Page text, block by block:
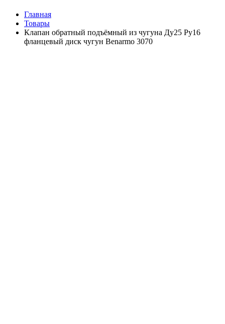
Главная
Товары
Клапан обратный подъёмный из чугуна Ду25 Ру16
фланцевый диск чугун Benarmo 3070